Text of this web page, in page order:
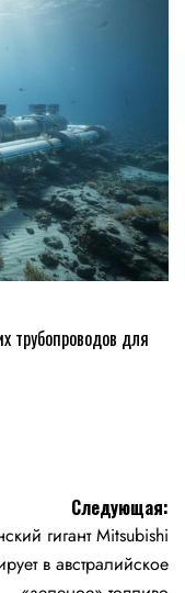
трубопроводов для
Следующая:
гигант Mitsubishi
в австралийское